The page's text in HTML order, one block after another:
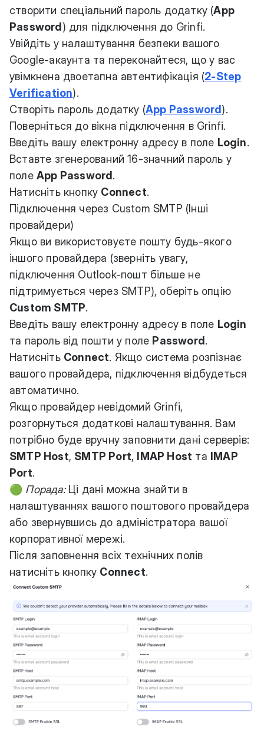
створити спеціальний пароль додатку (App
Password) для підключення до Grinfi.
Увійдіть у налаштування безпеки вашого
Google-акаунта та переконайтеся, що у вас
увімкнена двоетапна автентифікація (2-Step
Verification).
Створіть пароль додатку (App Password).
Поверніться до вікна підключення в Grinfi.
Введіть вашу електронну адресу в поле Login.
Вставте згенерований 16-значний пароль у
поле App Password.
Натисніть кнопку Connect.
Підключення через Custom SMTP (Інші
провайдери)
Якщо ви використовуєте пошту будь-якого
іншого провайдера (зверніть увагу,
підключення Outlook-пошт більше не
підтримується через SMTP), оберіть опцію
Custom SMTP.
Введіть вашу електронну адресу в поле Login
та пароль від пошти у поле Password.
Натисніть Connect. Якщо система розпізнає
вашого провайдера, підключення відбудеться
автоматично.
Якщо провайдер невідомий Grinfi,
розгорнуться додаткові налаштування. Вам
потрібно буде вручну заповнити дані серверів:
SMTP Host, SMTP Port, IMAP Host та IMAP
Port.
🟢 Порада:Ці дані можна знайти в
налаштуваннях вашого поштового провайдера
або звернувшись до адміністратора вашої
корпоративної мережі.
Після заповнення всіх технічних полів
натисніть кнопку Connect.